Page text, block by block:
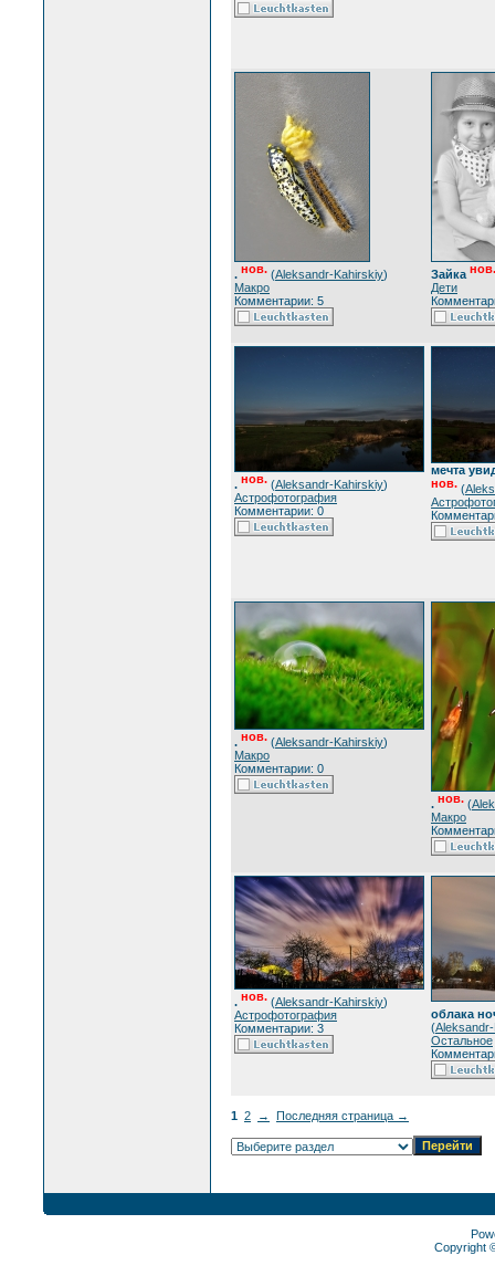
. нов. (Aleksandr-Kahirskiy)
Макро
Комментарии: 5
Зайка нов.
Дети
. нов. (Aleksandr-Kahirskiy)
Астрофотография
Комментарии: 0
мечта
нов. (
. нов. (Aleksandr-Kahirskiy)
Макро
Комментарии: 0
. нов. (
Макро
. нов. (Aleksandr-Kahirskiy)
Астрофотография
Комментарии: 3
облака
(
Остальное
1 2 → Последняя страница →
Copyright